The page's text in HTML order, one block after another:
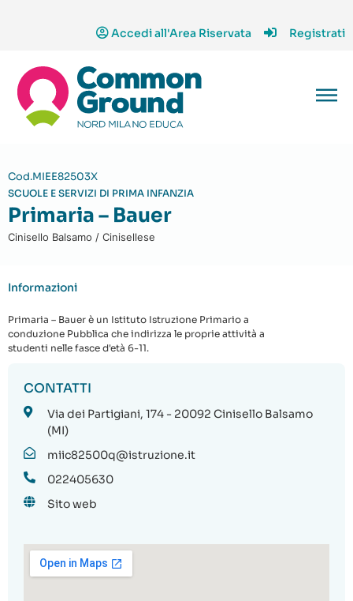
Accedi all'Area Riservata Registrati
Cod.MIEE82503X
SCUOLE E SERVIZI DI PRIMA INFANZIA
Primaria – Bauer
Cinisello Balsamo / Cinisellese
Informazioni
Primaria – Bauer è un Istituto Istruzione Primario a
conduzione Pubblica che indirizza le proprie attività a
studenti nelle fasce d'età 6-11.
CONTATTI
Via dei Partigiani, 174 - 20092 Cinisello Balsamo
(MI)
miic82500q@istruzione.it
022405630
Sito web